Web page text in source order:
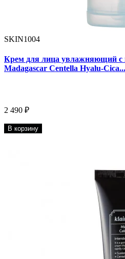
SKIN1004
Крем для лица увлажняющий с
Madagascar Centella Hyalu-Cica...
2 490 ₽
В корзину